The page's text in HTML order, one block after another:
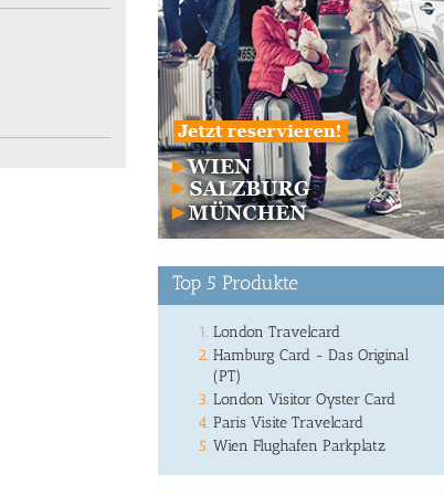
Top 5 Produkte
London Travelcard
Hamburg Card - Das Original
(PT)
London Visitor Oyster Card
Paris Visite Travelcard
Wien Flughafen Parkplatz